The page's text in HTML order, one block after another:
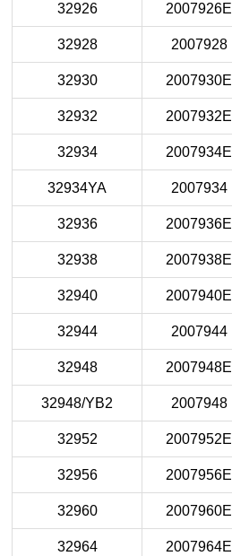
32926 2007926E
32928 2007928
32930 2007930E
32932 2007932E
32934 2007934E
32934YA 2007934
32936 2007936E
32938 2007938E
32940 2007940E
32944 2007944
32948 2007948E
32948/YB2 2007948
32952 2007952E
32956 2007956E
32960 2007960E
32964 2007964E